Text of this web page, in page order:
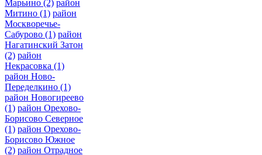
Марьино (2) район
Митино (1) район
Москворечье-
Сабурово (1) район
Нагатинский Затон
(2) район
Некрасовка (1)
район Ново-
Переделкино (1)
район Новогиреево
(1) район Орехово-
Борисово Северное
(1) район Орехово-
Борисово Южное
(2) район Отрадное